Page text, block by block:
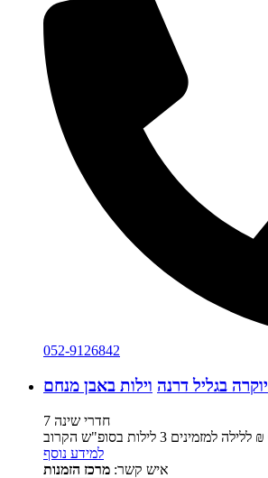
052-9126842
יוקרה בגליל דרנה וילות באבן מנחם
7 חדרי שינה
למידע נוסף
איש קשר: מרכז הזמנות